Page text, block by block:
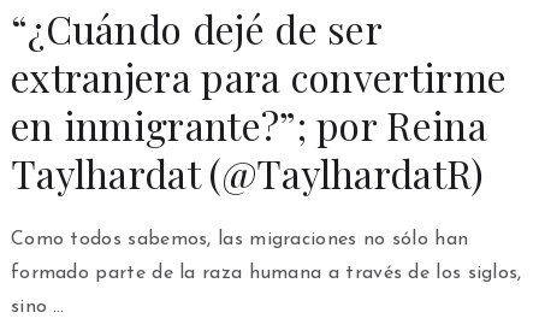
“¿Cuándo dejé de ser
extranjera para convertirme
en inmigrante?”; por Reina
Taylhardat (@TaylhardatR)
Como todos sabemos, las migraciones no sólo han
formado parte de la raza humana a través de los siglos,
sino …